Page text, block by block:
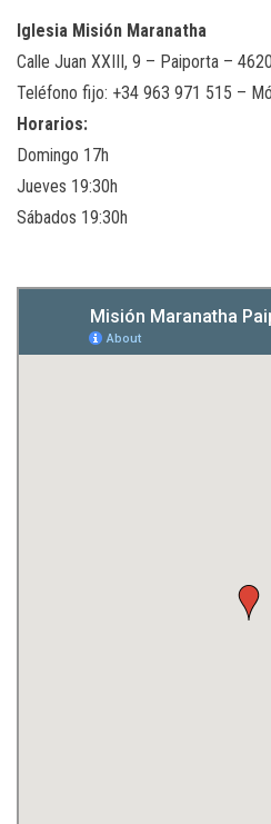
Iglesia Misión Maranatha
Calle Juan XXIII, 9 – Paiporta –
Teléfono fijo: +34 963 971 515 –
Horarios:
Domingo 17h
Jueves 19:30h
Sábados 19:30h